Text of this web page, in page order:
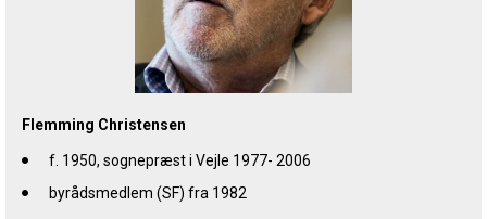
Flemming Christensen
f. 1950, sognepræst i Vejle 1977- 2006
byrådsmedlem (SF) fra 1982